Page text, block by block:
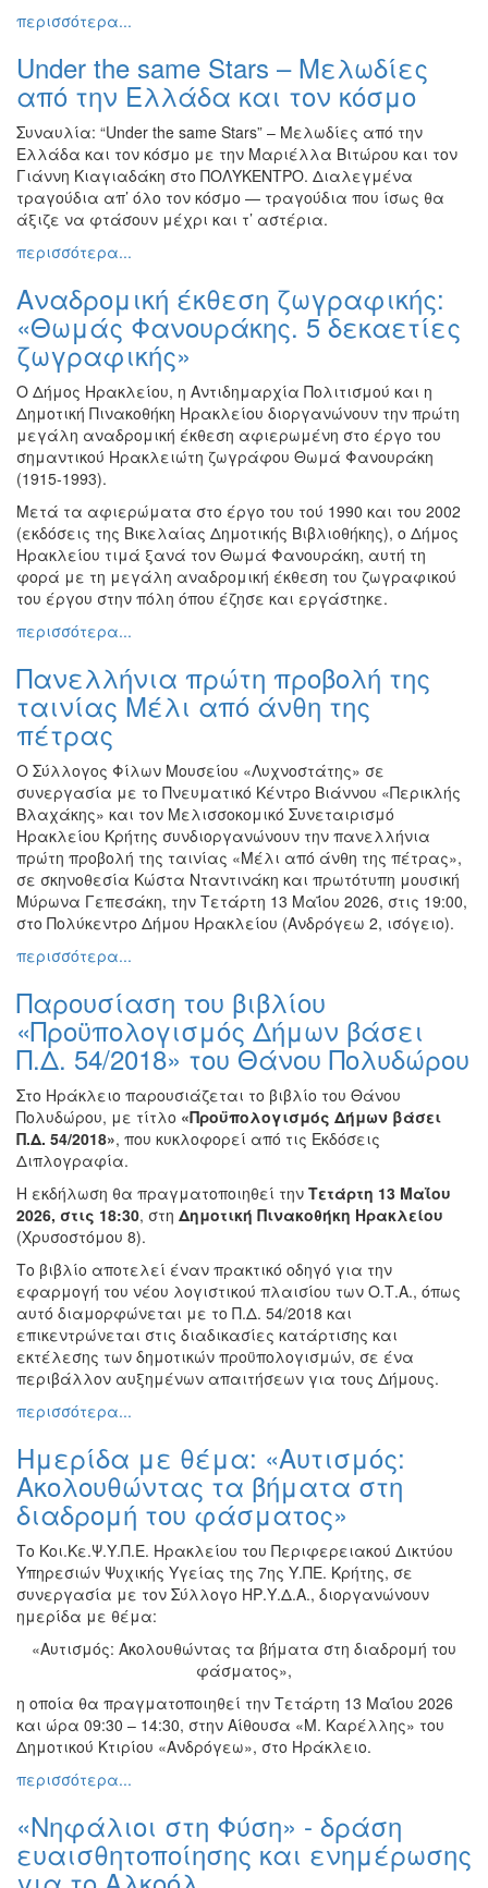
περισσότερα...
Under the same Stars – Μελωδίες
από την Ελλάδα και τον κόσμο
Συναυλία: “Under the same Stars” – Μελωδίες από την
Ελλάδα και τον κόσμο με την Μαριέλλα Βιτώρου και τον
Γιάννη Κιαγιαδάκη στο ΠΟΛΥΚΕΝΤΡΟ. Διαλεγμένα
τραγούδια απ’ όλο τον κόσμο — τραγούδια που ίσως θα
άξιζε να φτάσουν μέχρι και τ’ αστέρια.
περισσότερα...
Αναδρομική έκθεση ζωγραφικής:
«Θωμάς Φανουράκης. 5 δεκαετίες
ζωγραφικής»
Ο Δήμος Ηρακλείου, η Αντιδημαρχία Πολιτισμού και η
Δημοτική Πινακοθήκη Ηρακλείου διοργανώνουν την πρώτη
μεγάλη αναδρομική έκθεση αφιερωμένη στο έργο του
σημαντικού Ηρακλειώτη ζωγράφου Θωμά Φανουράκη
(1915-1993).
Μετά τα αφιερώματα στο έργο του τού 1990 και του 2002
(εκδόσεις της Βικελαίας Δημοτικής Βιβλιοθήκης), ο Δήμος
Ηρακλείου τιμά ξανά τον Θωμά Φανουράκη, αυτή τη
φορά με τη μεγάλη αναδρομική έκθεση του ζωγραφικού
του έργου στην πόλη όπου έζησε και εργάστηκε.
περισσότερα...
Πανελλήνια πρώτη προβολή της
ταινίας Μέλι από άνθη της
πέτρας
Ο Σύλλογος Φίλων Μουσείου «Λυχνοστάτης» σε
συνεργασία με το Πνευματικό Κέντρο Βιάννου «Περικλής
Βλαχάκης» και τον Μελισσοκομικό Συνεταιρισμό
Ηρακλείου Κρήτης συνδιοργανώνουν την πανελλήνια
πρώτη προβολή της ταινίας «Μέλι από άνθη της πέτρας»,
σε σκηνοθεσία Κώστα Νταντινάκη και πρωτότυπη μουσική
Μύρωνα Γεπεσάκη, την Τετάρτη 13 Μαΐου 2026, στις 19:00,
στο Πολύκεντρο Δήμου Ηρακλείου (Ανδρόγεω 2, ισόγειο).
περισσότερα...
Παρουσίαση του βιβλίου
«Προϋπολογισμός Δήμων βάσει
Π.Δ. 54/2018» του Θάνου Πολυδώρου
Στο Ηράκλειο παρουσιάζεται το βιβλίο του Θάνου
Πολυδώρου, με τίτλο «Προϋπολογισμός Δήμων βάσει
Π.Δ. 54/2018», που κυκλοφορεί από τις Εκδόσεις
Διπλογραφία.
Η εκδήλωση θα πραγματοποιηθεί την Τετάρτη 13 Μαΐου
2026, στις 18:30, στη Δημοτική Πινακοθήκη Ηρακλείου
(Χρυσοστόμου 8).
Το βιβλίο αποτελεί έναν πρακτικό οδηγό για την
εφαρμογή του νέου λογιστικού πλαισίου των Ο.Τ.Α., όπως
αυτό διαμορφώνεται με το Π.Δ. 54/2018 και
επικεντρώνεται στις διαδικασίες κατάρτισης και
εκτέλεσης των δημοτικών προϋπολογισμών, σε ένα
περιβάλλον αυξημένων απαιτήσεων για τους Δήμους.
περισσότερα...
Ημερίδα με θέμα: «Αυτισμός:
Ακολουθώντας τα βήματα στη
διαδρομή του φάσματος»
Το Κοι.Κε.Ψ.Υ.Π.Ε. Ηρακλείου του Περιφερειακού Δικτύου
Υπηρεσιών Ψυχικής Υγείας της 7ης Υ.ΠΕ. Κρήτης, σε
συνεργασία με τον Σύλλογο ΗΡ.Υ.Δ.Α., διοργανώνουν
ημερίδα με θέμα:
«Αυτισμός: Ακολουθώντας τα βήματα στη διαδρομή του
φάσματος»,
η οποία θα πραγματοποιηθεί την Τετάρτη 13 Μαΐου 2026
και ώρα 09:30 – 14:30, στην Αίθουσα «Μ. Καρέλλης» του
Δημοτικού Κτιρίου «Ανδρόγεω», στο Ηράκλειο.
περισσότερα...
«Νηφάλιοι στη Φύση» - δράση
ευαισθητοποίησης και ενημέρωσης